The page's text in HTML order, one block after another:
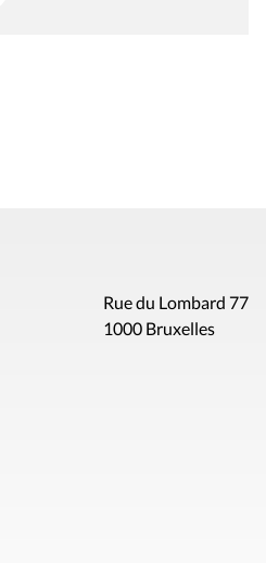
Rue du Lombard 77
1000 Bruxelles